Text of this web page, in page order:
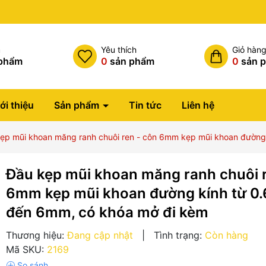
Yêu thích
0 sản phẩm
Giỏ
0 sản
thiệu Sản phẩm Tin tức Liên hệ
mũi khoan măng ranh chuôi ren - côn 6mm kẹp mũi khoan
Đầu kẹp mũi khoan măng ranh chuôi
6mm kẹp mũi khoan đường kính từ
đến 6mm, có khóa mở đi kèm
Thương hiệu: Đang cập nhật Tình trạng: Còn hàng
Mã SKU: 2169